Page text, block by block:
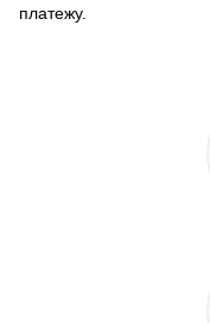
платежу.